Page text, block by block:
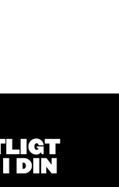
DIN